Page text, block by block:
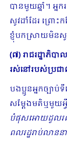
បានមួយឆ្នាំ។ អ្ន
សូវដាំដែរ ព្រោះ
ខ្ញុំបកស្រាយមិនសូ
(៧) រាជរដ្ឋាភិបា
រស់នៅរបស់ប្រជា
បងប្អូនអ្នកច្បាប់
សម្ដែងមតិឬមួយអ្
បំផុសអោយដួលរលំ)
ពលរដ្ឋរាប់លាន